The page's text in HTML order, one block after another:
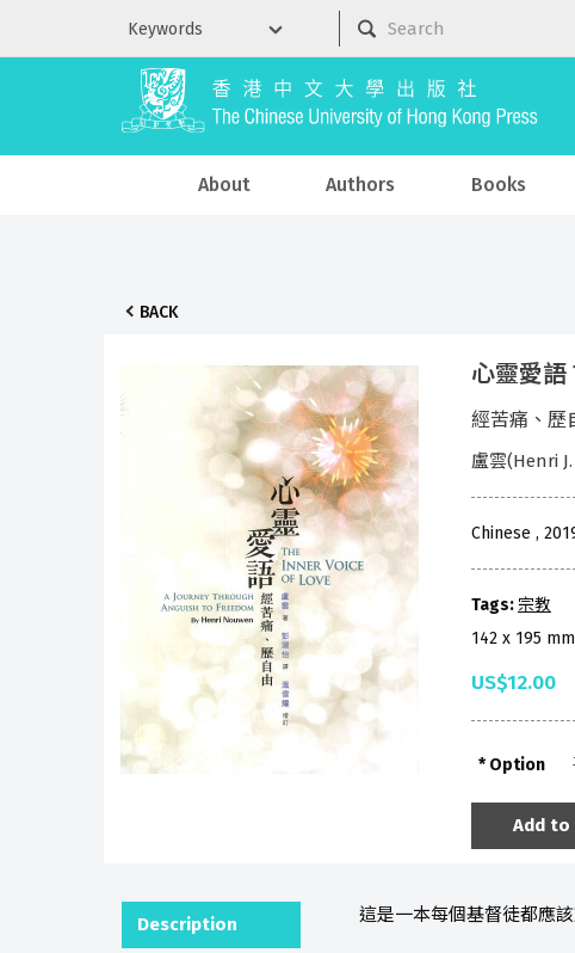
About Authors Books
BACK
心靈愛語
經苦痛、歷
盧雲(Henri
Chinese ,
Tags:宗教
142 x 195
US$12.00
Option
Add to
Description 這是一本每個基督徒都應